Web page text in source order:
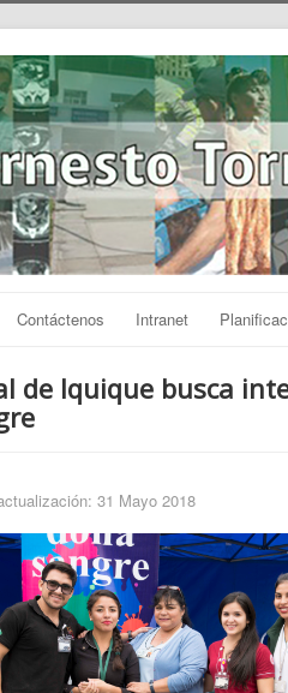
Contáctenos Intranet
de Iquique busca
31 Mayo 2018